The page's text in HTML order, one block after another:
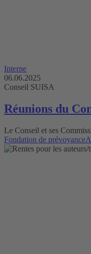
Interne
06.06.2025
Conseil SUISA
Réunions du
Le Conseil et ses
Fondation de prévoyance